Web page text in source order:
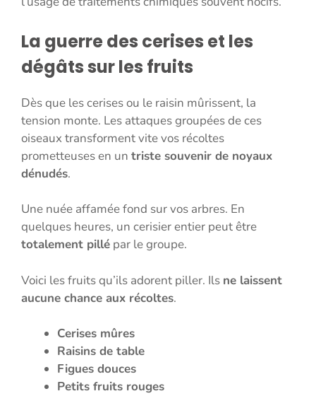
La guerre des cerises et les
dégâts sur les fruits
Dès que les cerises ou le raisin mûrissent, la
tension monte. Les attaques groupées de ces
oiseaux transforment vite vos récoltes
prometteuses en un triste souvenir de noyaux
dénudés.
Une nuée affamée fond sur vos arbres. En
quelques heures, un cerisier entier peut être
totalement pillé par le groupe.
Voici les fruits qu’ils adorent piller. Ils ne laissent
aucune chance aux récoltes.
Cerises mûres
Raisins de table
Figues douces
Petits fruits rouges